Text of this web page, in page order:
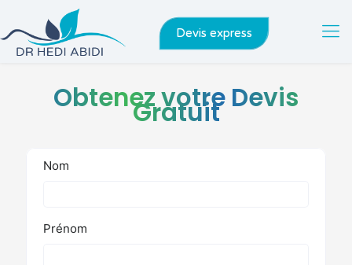
Devis express
Obtenez votre Devis
Gratuit